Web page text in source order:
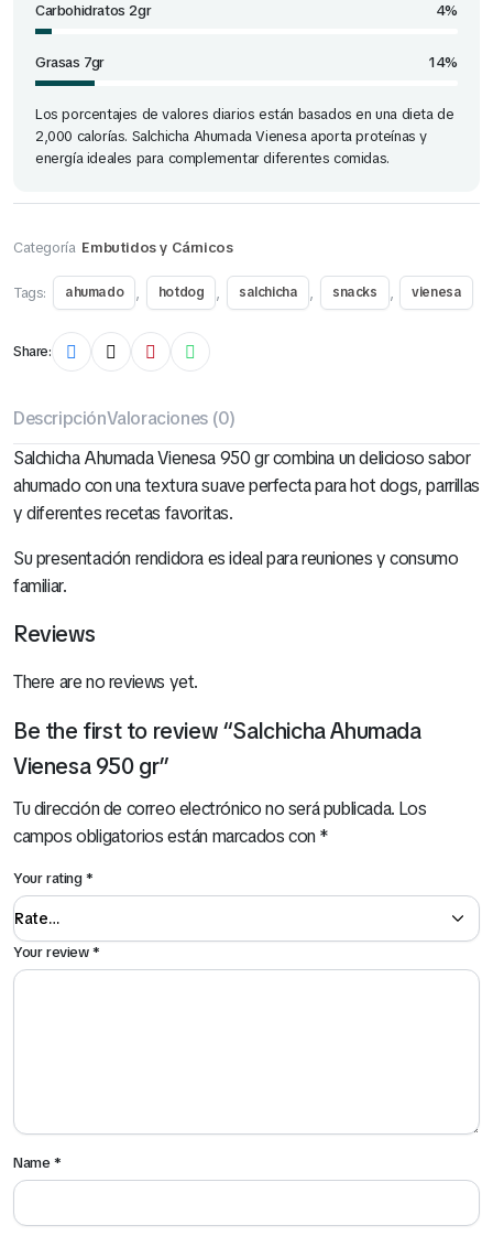
Carbohidratos 2gr 4%
Grasas 7gr 14%
Los porcentajes de valores diarios están basados en una dieta de
2,000 calorías. Salchicha Ahumada Vienesa aporta proteínas y
energía ideales para complementar diferentes comidas.
Categoría Embutidos y Cárnicos
Tags: ahumado , hotdog , salchicha , snacks , vienesa
Share:
DescripciónValoraciones (0)
Salchicha Ahumada Vienesa 950 gr combina un delicioso sabor
ahumado con una textura suave perfecta para hot dogs, parrillas
y diferentes recetas favoritas.
Su presentación rendidora es ideal para reuniones y consumo
familiar.
Reviews
There are no reviews yet.
Be the first to review “Salchicha Ahumada
Vienesa 950 gr”
Tu dirección de correo electrónico no será publicada. Los
campos obligatorios están marcados con*
Your rating*
Your review*
Name*